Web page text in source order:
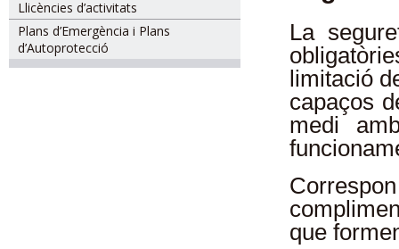
Llicències d’activitats
Plans d’Emergència i Plans
d’Autoprotecció
La
limitació
capaços
medi
que